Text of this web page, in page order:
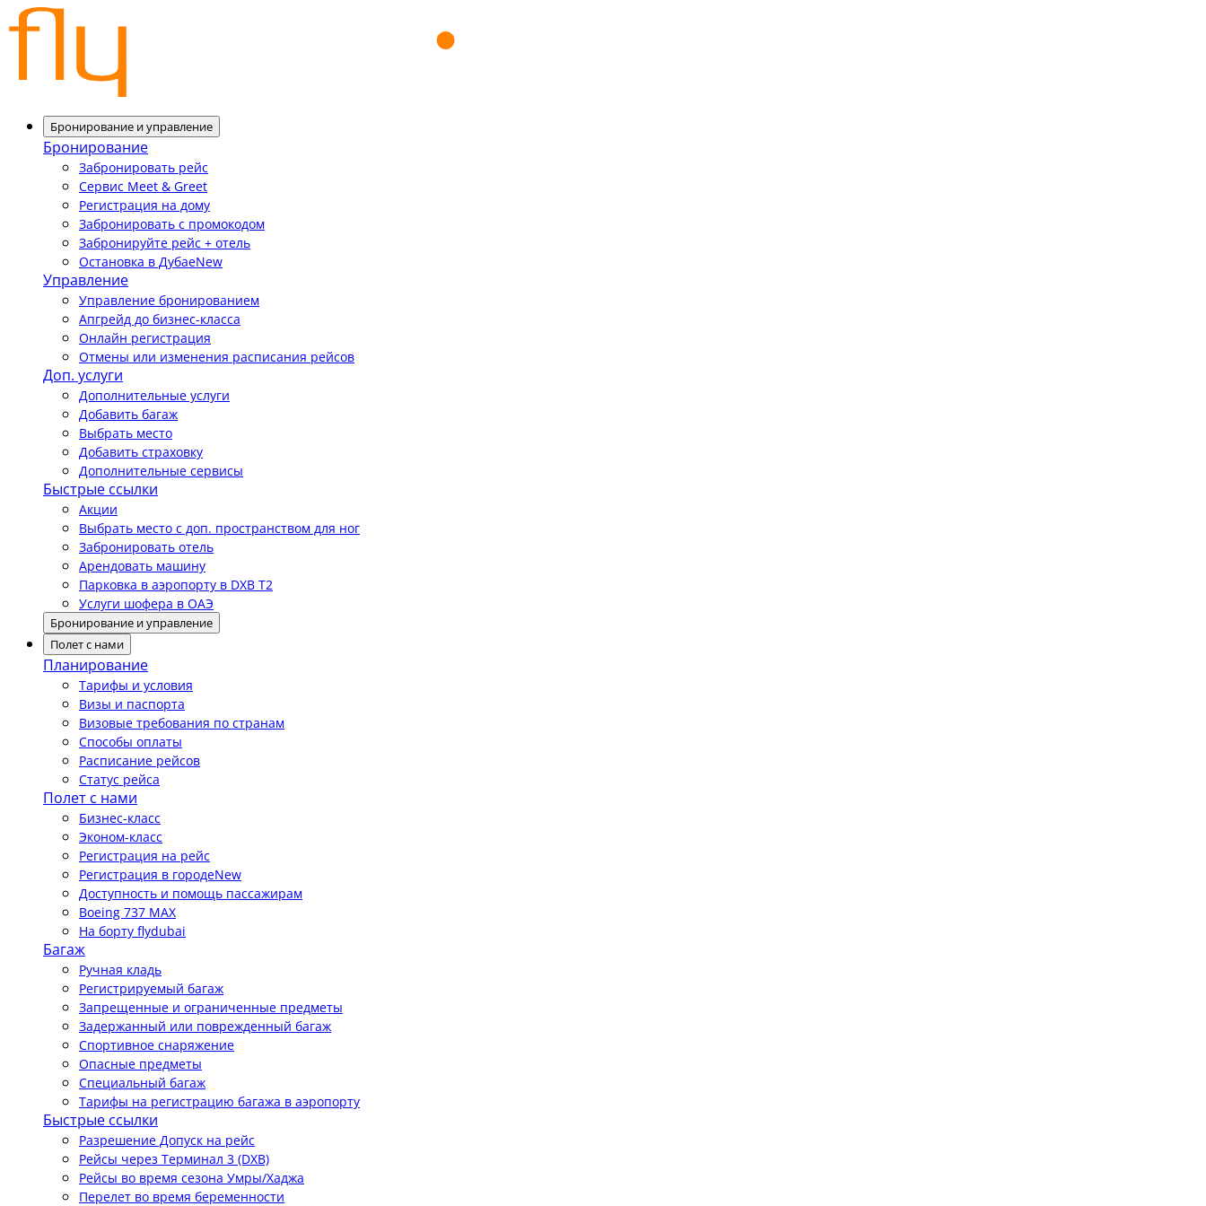
Бронирование и управление
Бронирование
Забронировать рейс
Сервис Meet & Greet
Регистрация на дому
Забронировать с промокодом
Забронируйте рейс + отель
Остановка в ДубаеNew
Управление
Управление бронированием
Апгрейд до бизнес-класса
Онлайн регистрация
Отмены или изменения расписания рейсов
Доп. услуги
Дополнительные услуги
Добавить багаж
Выбрать место
Добавить страховку
Дополнительные сервисы
Быстрые ссылки
Акции
Выбрать место с доп. пространством для ног
Забронировать отель
Арендовать машину
Парковка в аэропорту в DXB T2
Услуги шофера в ОАЭ
Бронирование и управление
Полет с нами
Планирование
Тарифы и условия
Визы и паспорта
Визовые требования по странам
Способы оплаты
Расписание рейсов
Статус рейса
Полет с нами
Бизнес-класс
Эконом-класс
Регистрация на рейс
Регистрация в городеNew
Доступность и помощь пассажирам
Boeing 737 MAX
На борту flydubai
Багаж
Ручная кладь
Регистрируемый багаж
Запрещенные и ограниченные предметы
Задержанный или поврежденный багаж
Спортивное снаряжение
Опасные предметы
Специальный багаж
Тарифы на регистрацию багажа в аэропорту
Быстрые ссылки
Разрешение Допуск на рейс
Рейсы через Терминал 3 (DXB)
Рейсы во время сезона Умры/Хаджа
Перелет во время беременности